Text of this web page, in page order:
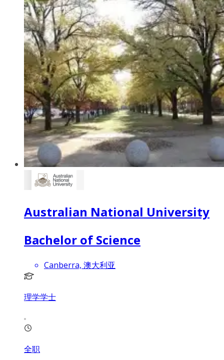
Australian National University
Bachelor of Science
Canberra, 澳大利亚
理学学士
全职